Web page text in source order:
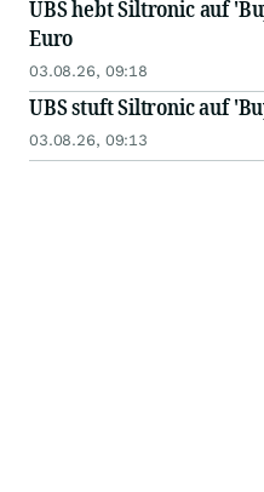
UBS hebt Siltronic auf
Euro
03.08.26, 09:18
UBS stuft Siltronic auf
03.08.26, 09:13